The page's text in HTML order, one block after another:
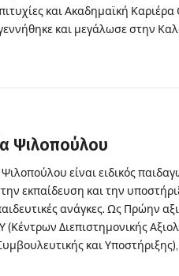
και Ακαδημαϊκή
και μεγάλωσε στην
Ψιλοπούλου
είναι ειδικός
εκπαίδευση και την
ανάγκες. Ως Πρώην
(Κέντρων Διεπιστημονικής
και